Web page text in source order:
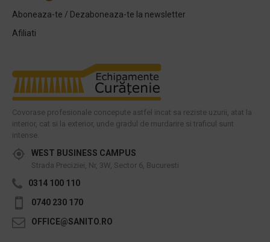
Aboneaza-te / Dezaboneaza-te la newsletter
Afiliati
Covorase profesionale concepute astfel incat sa reziste uzurii, atat la
interior, cat si la exterior, unde gradul de murdarire si traficul sunt
intense.
WEST BUSINESS CAMPUS
Strada Preciziei, Nr, 3W, Sector 6, Bucuresti
0314 100 110
0740 230 170
OFFICE@SANITO.RO